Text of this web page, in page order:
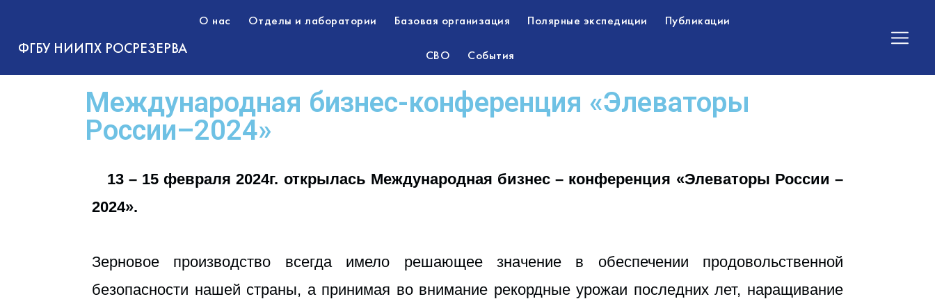
ФГБУ НИИПХ РОСРЕЗЕРВА
О нас Отделы и лаборатории Базовая организация Полярные экспедиции Публикации
СВО События
Международная бизнес-конференция «Элеваторы
России–2024»
13 – 15 февраля 2024г. открылась Международная бизнес – конференция «Элеваторы России –
2024».
Зерновое производство всегда имело решающее значение в обеспечении продовольственной
безопасности нашей страны, а принимая во внимание рекордные урожаи последних лет, наращивание